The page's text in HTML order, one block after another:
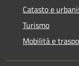
Catasto e
Turismo
Mobilità e